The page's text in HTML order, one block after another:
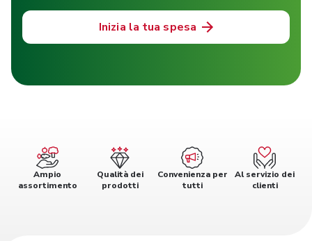
Inizia la tua spesa
Ampio
assortimento
Qualità dei
prodotti
Convenienza per
tutti
Al servizio dei
clienti